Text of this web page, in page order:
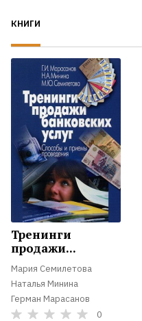
Экранизации
Коллекции
КНИГИ
Тренинги
продажи...
Мария Семилетова
Наталья Минина
Герман Марасанов
0